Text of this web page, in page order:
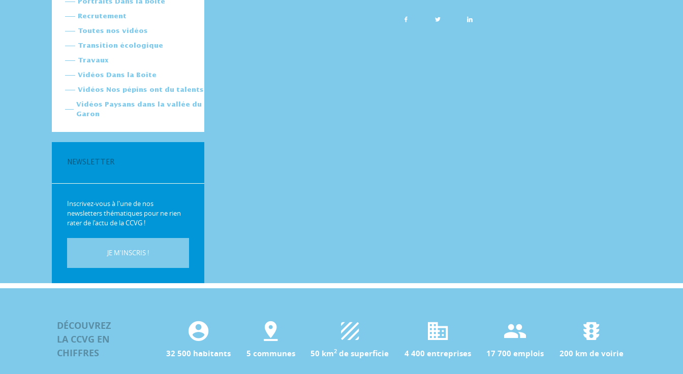
Portraits Dans la boîte
Recrutement
Toutes nos vidéos
Transition écologique
Travaux
Vidéos Dans la Boîte
Vidéos Nos pépins ont du talents
Vidéos Paysans dans la vallée du
Garon
NEWSLETTER
Inscrivez-vous à l'une de nos
newsletters thématiques pour ne rien
rater de l'actu de la CCVG !
JE M'INSCRIS !
DÉCOUVREZ
LA CCVG EN
CHIFFRES
32 500 habitants 5 communes 50 km2 de superficie 4 400 entreprises 17 700 emplois 200 km de voirie